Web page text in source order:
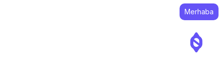
Merhaba